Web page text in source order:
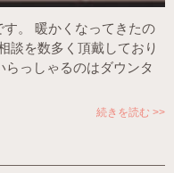
。 暖かくなってきたの
談を数多く頂戴しており
らっしゃるのはダウンタ
続きを読む >>